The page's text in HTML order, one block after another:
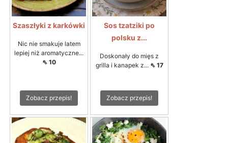
Szaszłyki z karkówki
Nic nie smakuje latem
lepiej niż aromatyczne...
⇖ 10
Zobacz przepis!
Sos tzatziki po
polsku z...
Doskonały do mięs z
grilla i kanapek z... ⇖ 17
Zobacz przepis!